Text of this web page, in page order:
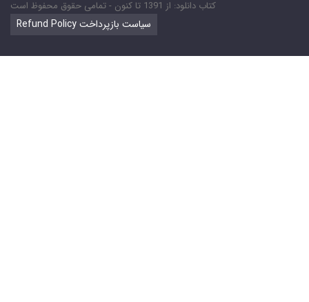
کتاب دانلود: از 1391 تا کنون - تمامی حقوق محفوظ است
Refund Policy سیاست بازپرداخت